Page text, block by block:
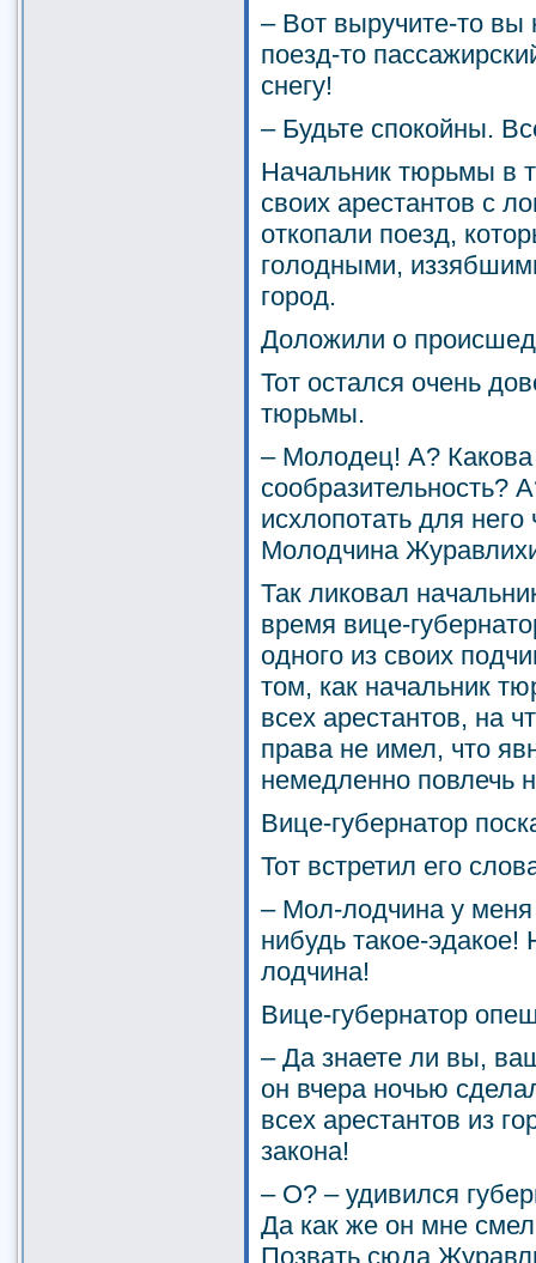
– Вот выручите-то вы
поезд-то
снегу!
– Будьте спокойны.
Начальник тюрьмы в
своих арестантов с
откопали поезд,
голодными,
город.
Доложили о
Тот остался очень
тюрьмы.
– Молодец! А? Какова
сообразительность?
исхлопотать для него
Молодчина
Так ликовал
время вице-
одного из своих
том, как начальник
всех арестантов, на
права не имел, что
немедленно повлечь
Вице-губернатор
Тот встретил его
– Мол-лодчина у
нибудь такое-
лодчина!
Вице-губернатор
– Да знаете ли вы,
он вчера ночью
всех арестантов из
закона!
– О? – удивился
Да как же он мне
Позвать сюда